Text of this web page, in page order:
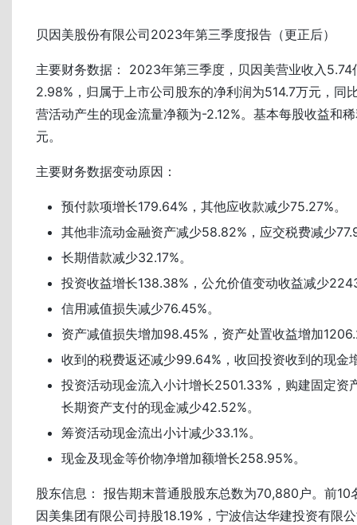
贝因美股份有限公司2023年第三季度报告（更正后）
主要财务数据： 2023年第三季度，贝因美营业收入5.74
2.98%，归属于上市公司股东的净利润为514.7万元，同
营活动产生的现金流量净额为-2.12%。基本每股收益和
元。
主要财务数据变动原因：
预付款项增长179.64%，其他应收款减少75.27%。
其他非流动金融资产减少58.82%，应交税费减少
长期借款减少32.17%。
投资收益增长138.38%，公允价值变动收益减少
信用减值损失减少76.45%。
资产减值损失增加98.45%，资产处置收益增加
收到的税费返还减少99.64%，收回投资收到的现金
投资活动现金流入小计增长2501.33%，购建固定资
长期资产支付的现金减少42.52%。
筹资活动现金流出小计减少33.1%。
现金及现金等价物净增加额增长258.95%。
股东信息： 报告期末普通股股东总数为70,880户。前10
因美集团有限公司持股18.19%，宁波信达华建投资有限